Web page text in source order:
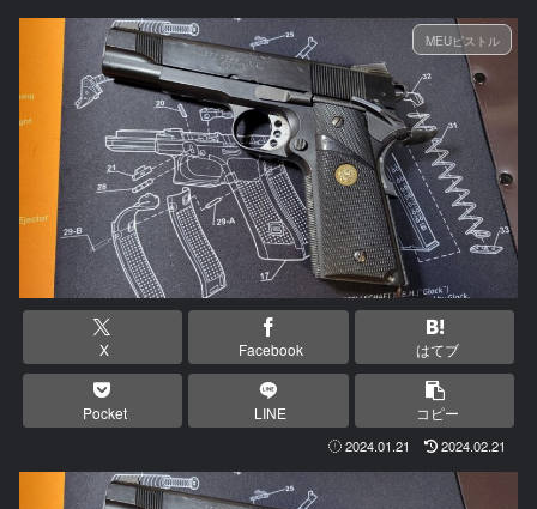
MEUピストル
X Facebook はてブ
Pocket LINE コピー
2024.01.21 2024.02.21